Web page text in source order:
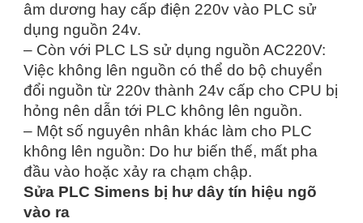
âm dương hay cấp điện 220v vào PLC sử
dụng nguồn 24v.
– Còn với PLC LS sử dụng nguồn AC220V:
Việc không lên nguồn có thể do bộ chuyển
đổi nguồn từ 220v thành 24v cấp cho CPU bị
hỏng nên dẫn tới PLC không lên nguồn.
– Một số nguyên nhân khác làm cho PLC
không lên nguồn: Do hư biến thế, mất pha
đầu vào hoặc xảy ra chạm chập.
Sửa PLC Simens bị hư dây tín hiệu ngõ
vào ra